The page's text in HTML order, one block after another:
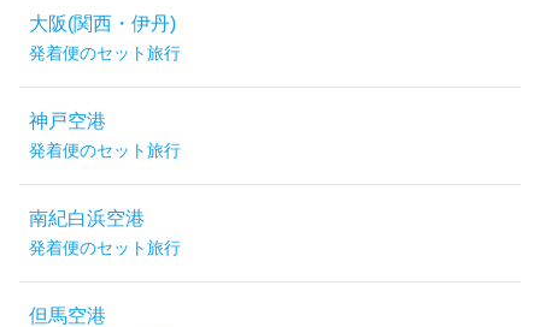
大阪(関西・伊丹)
発着便のセット旅行
神戸空港
発着便のセット旅行
南紀白浜空港
発着便のセット旅行
但馬空港